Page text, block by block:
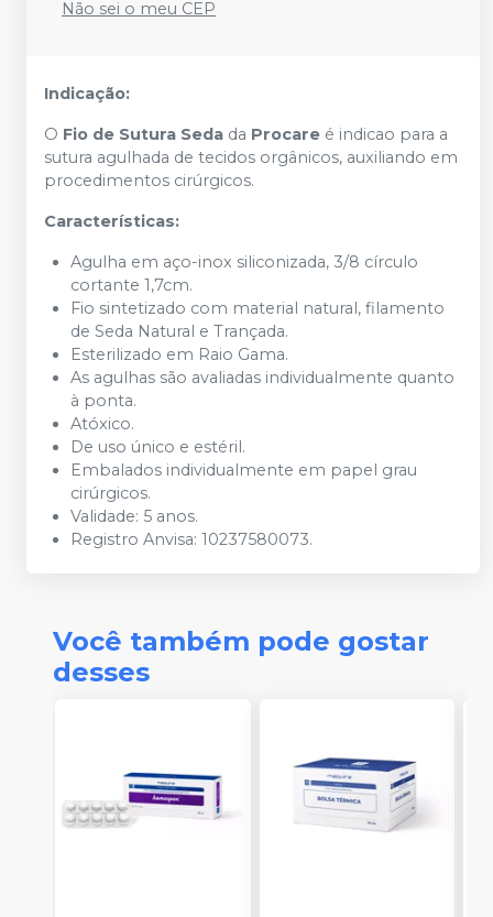
Não sei o meu CEP
Indicação:
O Fio de Sutura Seda da Procare é indicao para a
sutura agulhada de tecidos orgânicos, auxiliando em
procedimentos cirúrgicos.
Características:
Agulha em aço-inox siliconizada, 3/8 círculo
cortante 1,7cm.
Fio sintetizado com material natural, filamento
de Seda Natural e Trançada.
Esterilizado em Raio Gama.
As agulhas são avaliadas individualmente quanto
à ponta.
Atóxico.
De uso único e estéril.
Embalados individualmente em papel grau
cirúrgicos.
Validade: 5 anos.
Registro Anvisa: 10237580073.
Você também pode gostar
desses